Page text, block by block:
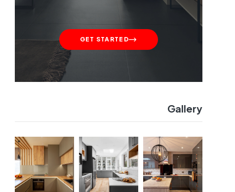
GET STARTED
Gallery